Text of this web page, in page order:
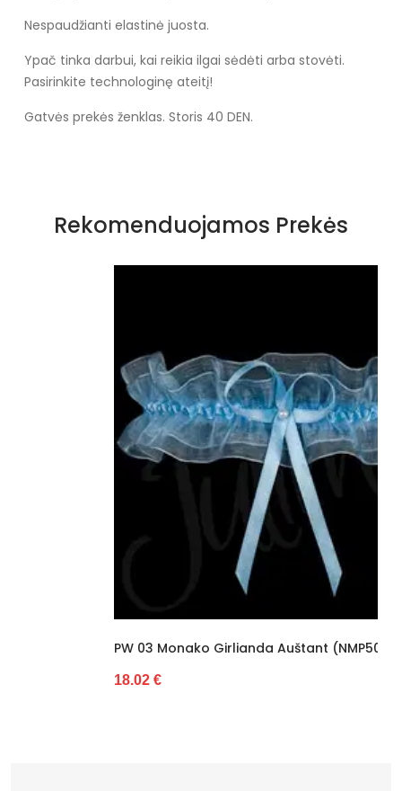
Nespaudžianti elastinė juosta.
Ypač tinka darbui, kai reikia ilgai sėdėti arba stovėti.
Pasirinkite technologinę ateitį!
Gatvės prekės ženklas. Storis 40 DEN.
Rekomenduojamos Prekės
PW 03 Monako Girlianda Auštant (NMP50683)